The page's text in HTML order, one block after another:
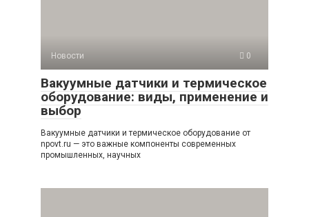
Новости 0
Вакуумные датчики и термическое
оборудование: виды, применение и
выбор
Вакуумные датчики и термическое оборудование от
npovt.ru — это важные компоненты современных
промышленных, научных